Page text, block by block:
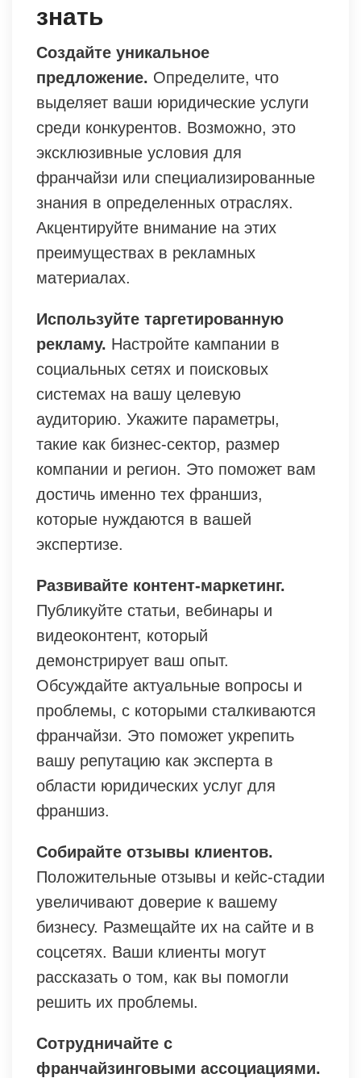
знать
Создайте уникальное
предложение. Определите, что
выделяет ваши юридические услуги
среди конкурентов. Возможно, это
эксклюзивные условия для
франчайзи или специализированные
знания в определенных отраслях.
Акцентируйте внимание на этих
преимуществах в рекламных
материалах.
Используйте таргетированную
рекламу. Настройте кампании в
социальных сетях и поисковых
системах на вашу целевую
аудиторию. Укажите параметры,
такие как бизнес-сектор, размер
компании и регион. Это поможет вам
достичь именно тех франшиз,
которые нуждаются в вашей
экспертизе.
Развивайте контент-маркетинг.
Публикуйте статьи, вебинары и
видеоконтент, который
демонстрирует ваш опыт.
Обсуждайте актуальные вопросы и
проблемы, с которыми сталкиваются
франчайзи. Это поможет укрепить
вашу репутацию как эксперта в
области юридических услуг для
франшиз.
Собирайте отзывы клиентов.
Положительные отзывы и кейс-стадии
увеличивают доверие к вашему
бизнесу. Размещайте их на сайте и в
соцсетях. Ваши клиенты могут
рассказать о том, как вы помогли
решить их проблемы.
Сотрудничайте с
франчайзинговыми ассоциациями.